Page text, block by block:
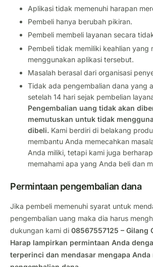
Aplikasi tidak memenuhi harapan
Pembeli hanya berubah pikiran.
Pembeli membeli layanan secara
Pembeli tidak memiliki keahlian yang
menggunakan aplikasi tersebut.
Masalah berasal dari organisasi
Tidak ada pengembalian dana yang
setelah 14 hari sejak pembelian
Pengembalian uang tidak akan
memutuskan untuk tidak
dibeli. Kami berdiri di belakang
membantu Anda memecahkan
Anda miliki, tetapi kami juga
memahami apa yang Anda beli dan
Permintaan pengembalian dana
Jika pembeli memenuhi syarat untuk
pengembalian uang maka dia harus
dukungan kami di 08567557125 – Gilang
Harap lampirkan permintaan Anda
terperinci dan mendasar mengapa Anda